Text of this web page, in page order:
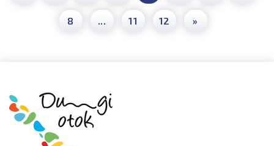
8 ... 11 12 »